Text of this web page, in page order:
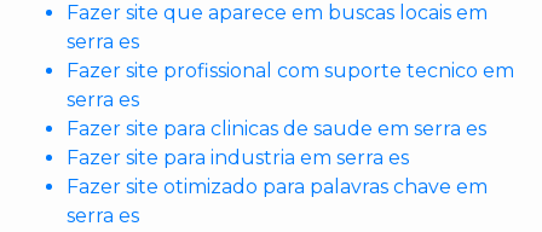
Fazer site que aparece em buscas locais em
serra es
Fazer site profissional com suporte tecnico em
serra es
Fazer site para clinicas de saude em serra es
Fazer site para industria em serra es
Fazer site otimizado para palavras chave em
serra es